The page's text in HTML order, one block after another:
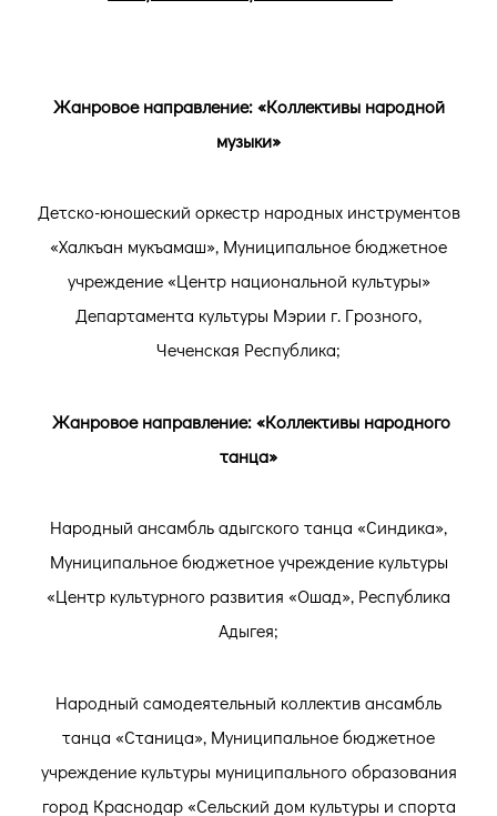
Жанровое направление: «Коллективы народной
музыки»
Детско-юношеский оркестр народных инструментов
«Халкъан мукъамаш», Муниципальное бюджетное
учреждение «Центр национальной культуры»
Департамента культуры Мэрии г. Грозного,
Чеченская Республика;
Жанровое направление: «Коллективы народного
танца»
Народный ансамбль адыгского танца «Синдика»,
Муниципальное бюджетное учреждение культуры
«Центр культурного развития «Ошад», Республика
Адыгея;
Народный самодеятельный коллектив ансамбль
танца «Станица», Муниципальное бюджетное
учреждение культуры муниципального образования
город Краснодар «Сельский дом культуры и спорта